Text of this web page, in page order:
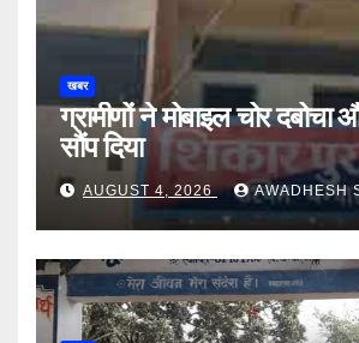
खबर
ग्रामीणों ने मोबाइल चोर
सौंप दिया
AUGUST 4, 2026 AWADHESH